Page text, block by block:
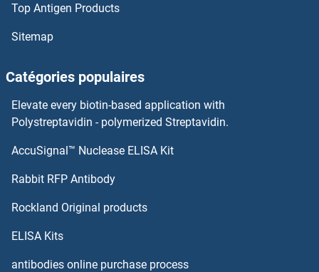
PTH1R Anticorps
PTGS1 Anticorps
PTGR2 Anticorps
PTGR1 Anticorps
PTPN13 Anticorps
Top Antigen Products
Sitemap
Catégories populaires
Elevate every biotin-based application with
Polystreptavidin - polymerized Streptavidin.
AccuSignal™ Nuclease ELISA Kit
Rabbit RFP Antibody
Rockland Original products
ELISA Kits
antibodies online purchase process